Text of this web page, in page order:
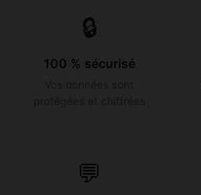
🔒
100 % sécurisé
💬